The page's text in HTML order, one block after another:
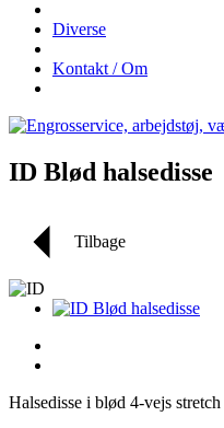
Diverse
Kontakt / Om
ID Blød halsedisse
Tilbage
Halsedisse i blød 4-vejs